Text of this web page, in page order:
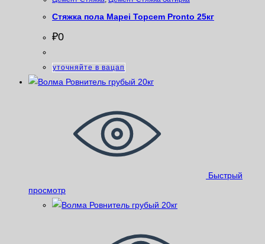
Стяжка пола Mapei Topcem Pronto 25кг
₽0
уточняйте в вацап
Быстрый
просмотр